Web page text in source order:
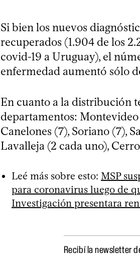
Si bien los nuevos
recuperados (1.904 de los
covid-19 a Uruguay), el
enfermedad aumentó sólo
En cuanto a la distribución
departamentos: Montevideo
Canelones (7), Soriano (7),
Lavalleja (2 cada uno),
Leé más sobre esto: MSP
para coronavirus luego de
Investigación presentara
Recibí la newsletter